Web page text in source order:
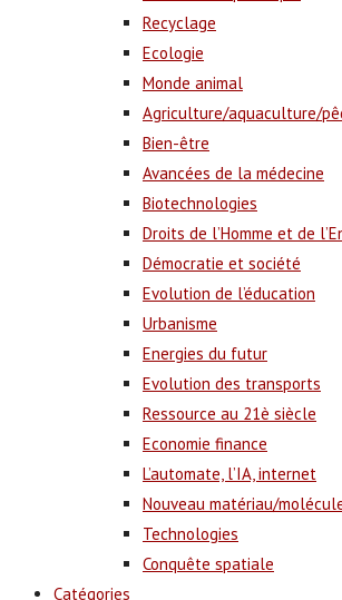
Recyclage
Ecologie
Monde animal
Agriculture/aquaculture/
Bien-être
Avancées de la médecine
Biotechnologies
Droits de l’Homme et de
Démocratie et société
Evolution de l’éducation
Urbanisme
Energies du futur
Evolution des transports
Ressource au 21è siècle
Economie finance
L’automate, l’IA, internet
Nouveau matériau/
Technologies
Conquête spatiale
Catégories